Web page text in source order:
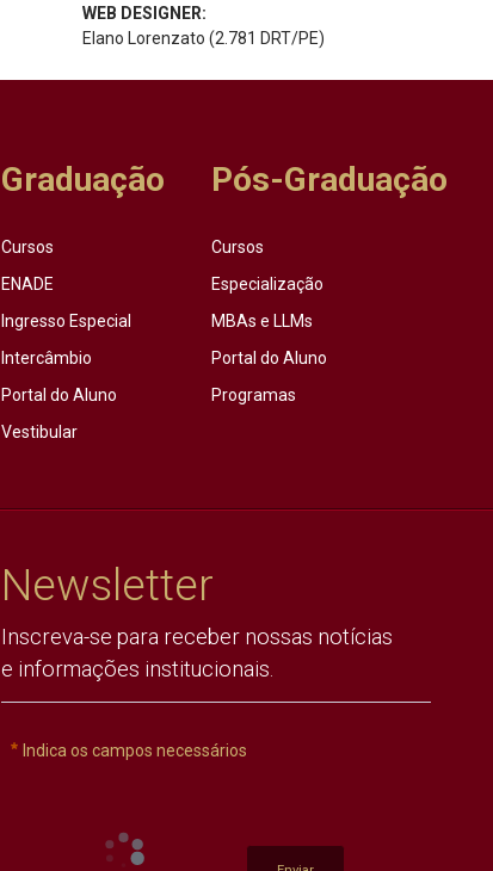
WEB DESIGNER:
Elano Lorenzato (2.781 DRT/PE)
Graduação
Cursos
ENADE
Ingresso Especial
Intercâmbio
Portal do Aluno
Vestibular
Pós-Graduação
Cursos
Especialização
MBAs e LLMs
Portal do Aluno
Programas
Newsletter
Inscreva-se para receber nossas notícias
e informações institucionais.
Indica os campos necessários